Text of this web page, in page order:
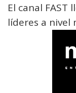
El canal FAST
líderes a nivel